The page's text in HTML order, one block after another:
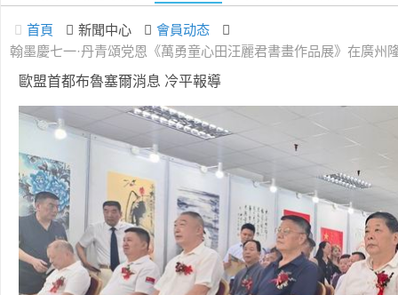
首頁 新聞中心
會員动态
翰墨慶七一·丹青頌党恩《萬勇童心田汪麗君書畫作品展》在廣州
歐盟首都布魯塞爾消息 冷平報導